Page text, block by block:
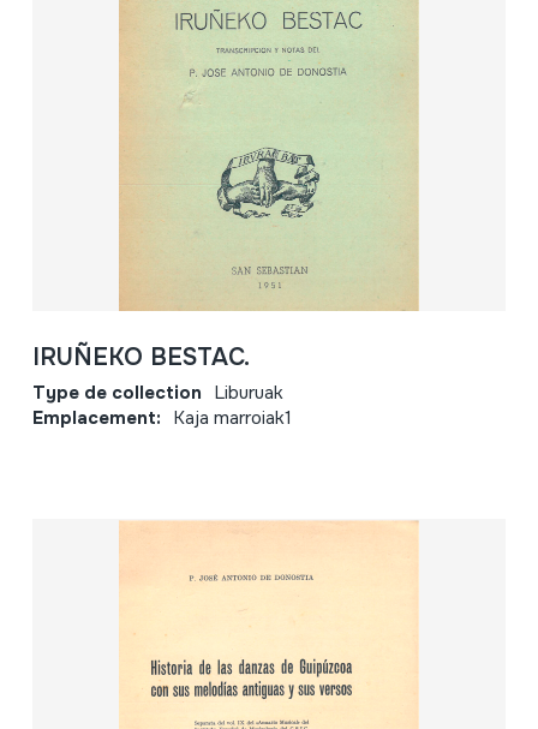
IRUÑEKO BESTAC.
Type de collection Liburuak
Emplacement: Kaja marroiak1